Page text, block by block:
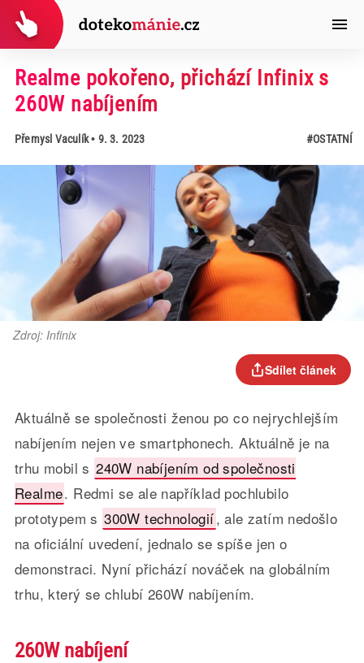
Realme pokořeno, přichází Infinix s
260W nabíjením
Přemysl Vaculík• 9. 3. 2023 #OSTATNÍ
Zdroj: Infinix
Sdílet článek
Aktuálně se společnosti ženou po co nejrychlejším
nabíjením nejen ve smartphonech. Aktuálně je na
trhu mobil s 240W nabíjením od společnosti
Realme. Redmi se ale například pochlubilo
prototypem s 300W technologií, ale zatím nedošlo
na oficiální uvedení, jednalo se spíše jen o
demonstraci. Nyní přichází nováček na globálním
trhu, který se chlubí 260W nabíjením.
260W nabíjení